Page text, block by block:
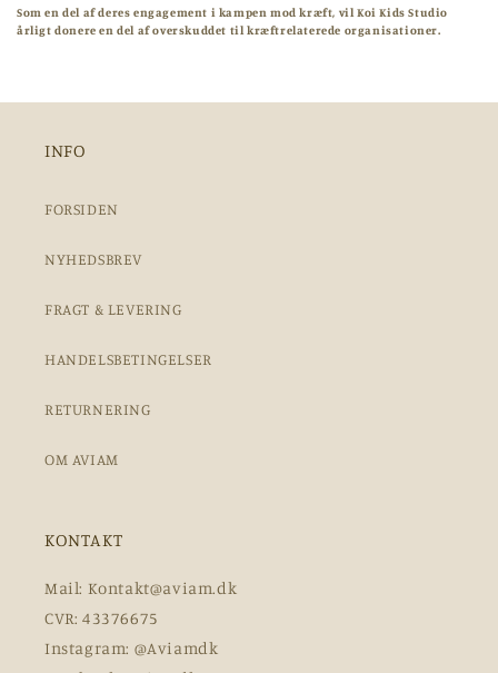
i
n
Som en del af deres engagement i kampen mod kræft, vil Koi Kids Studio
årligt donere en del af overskuddet til kræftrelaterede organisationer.
INFO
FORSIDEN
NYHEDSBREV
FRAGT & LEVERING
HANDELSBETINGELSER
RETURNERING
OM AVIAM
KONTAKT
Mail: Kontakt@aviam.dk
CVR: 43376675
Instagram: @Aviamdk